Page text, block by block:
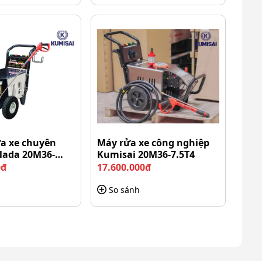
xe chuyên
20M36-
Máy rửa xe công nghiệp
Kumisai 20M36-7.5T4
17.600.000đ
So sánh